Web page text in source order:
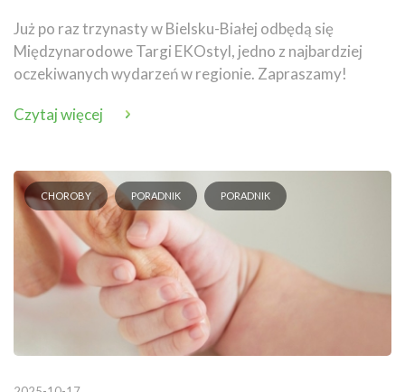
Już po raz trzynasty w Bielsku-Białej odbędą się
Międzynarodowe Targi EKOstyl, jedno z najbardziej
oczekiwanych wydarzeń w regionie. Zapraszamy!
Czytaj więcej
CHOROBY PORADNIK PORADNIK